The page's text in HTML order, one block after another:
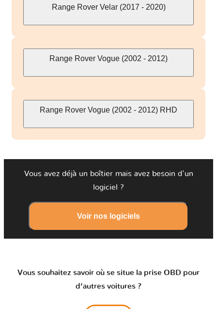
Range Rover Velar (2017 - 2020)
Range Rover Vogue (2002 - 2012)
Range Rover Vogue (2002 - 2012) RHD
Vous avez déjà un boîtier mais avez besoin d'un
logiciel ?
Voir nos logiciels
Vous souhaitez savoir où se situe la prise OBD pour
d’autres voitures ?